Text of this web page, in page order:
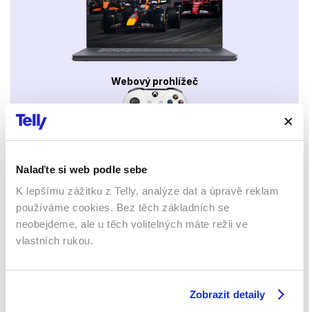
Nalaďte si web podle sebe
K lepšímu zážitku z Telly, analýze dat a úpravě reklam
používáme cookies. Bez těch základních se
neobejdeme, ale u těch volitelných máte režii ve
vlastních rukou.
Zobrazit detaily
Webový prohlížeč
Xbox app